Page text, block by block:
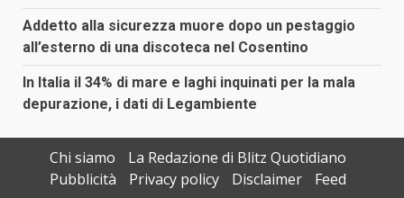
Addetto alla sicurezza muore dopo un pestaggio
all’esterno di una discoteca nel Cosentino
In Italia il 34% di mare e laghi inquinati per la mala
depurazione, i dati di Legambiente
Chi siamo
La Redazione di Blitz Quotidiano
Pubblicità
Privacy policy Disclaimer Feed